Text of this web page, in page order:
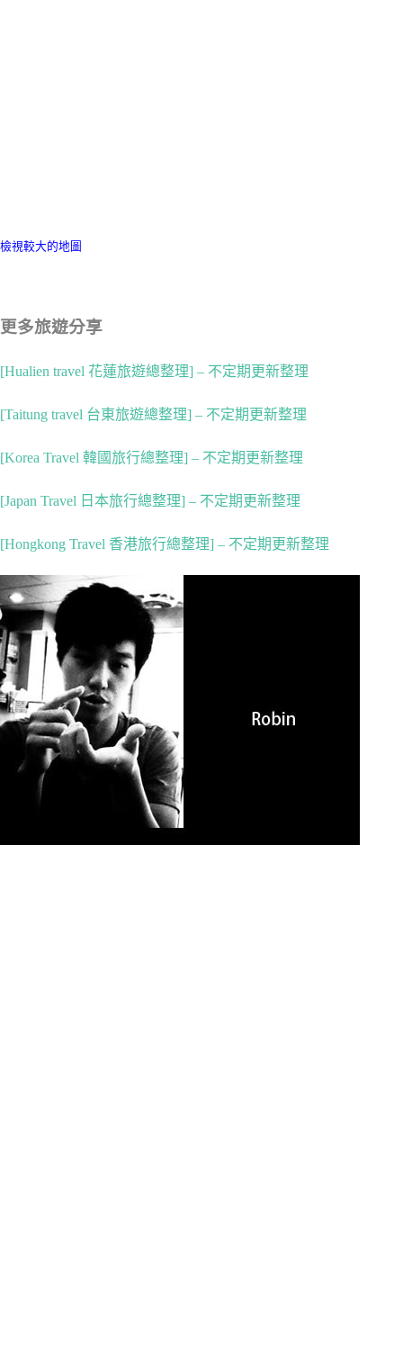
檢視較大的地圖
更多旅遊分享
[Hualien travel 花蓮旅遊總整理] – 不定期更新整理
[Taitung travel 台東旅遊總整理] – 不定期更新整理
[Korea Travel 韓國旅行總整理] – 不定期更新整理
[Japan Travel 日本旅行總整理] – 不定期更新整理
[Hongkong Travel 香港旅行總整理] – 不定期更新整理